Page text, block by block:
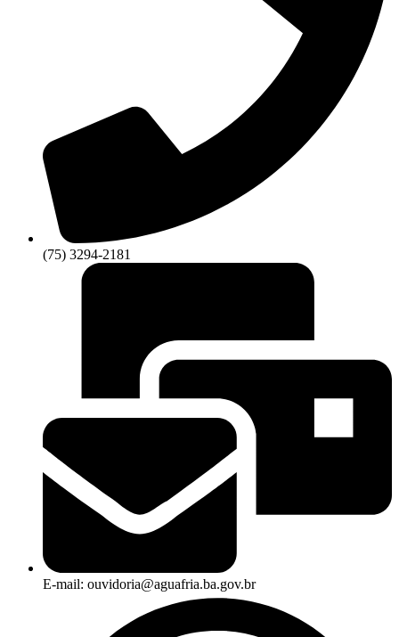
(75) 3294-2181
E-mail: ouvidoria@aguafria.ba.gov.br